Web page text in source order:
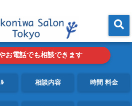
お電話でも相談できます
相談内容 時間 料金